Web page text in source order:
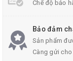
Chế độ bảo
Bảo đảm
Sản phẩm
Càng gửi cho